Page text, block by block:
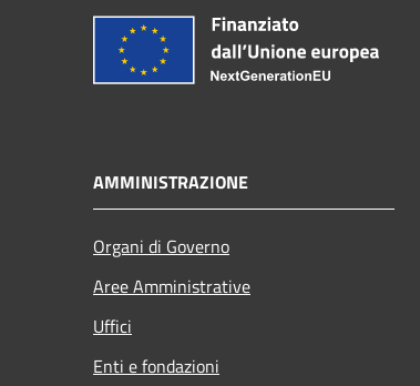
AMMINISTRAZIONE
Organi di Governo
Aree Amministrative
Uffici
Enti e fondazioni